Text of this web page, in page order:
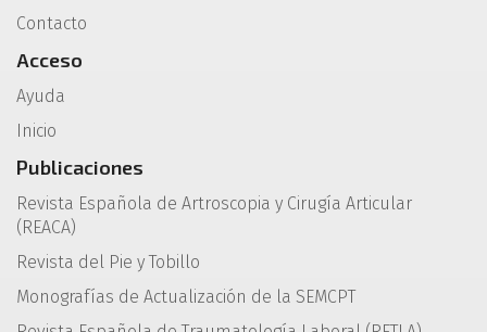
Contacto
Acceso
Ayuda
Inicio
Publicaciones
Revista Española de Artroscopia y Cirugía Articular
(REACA)
Revista del Pie y Tobillo
Monografías de Actualización de la SEMCPT